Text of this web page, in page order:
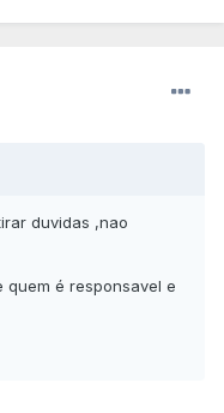
duvidas ,nao
quem é responsavel e